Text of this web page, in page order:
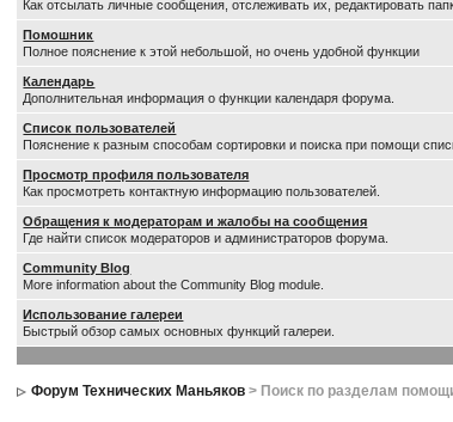
Как отсылать личные сообщения, отслеживать их, редактировать
Помошник
Полное пояснение к этой небольшой, но очень удобной функции
Календарь
Дополнительная информация о функции календаря форума.
Список пользователей
Пояснение к разным способам сортировки и поиска при помощи
Просмотр профиля пользователя
Как просмотреть контактную информацию пользователей.
Обращения к модераторам и жалобы на сообщения
Где найти список модераторов и администраторов форума.
Community Blog
More information about the Community Blog module.
Использование галереи
Быстрый обзор самых основных функций галереи.
Форум Технических Маньяков > Поиск по разделам